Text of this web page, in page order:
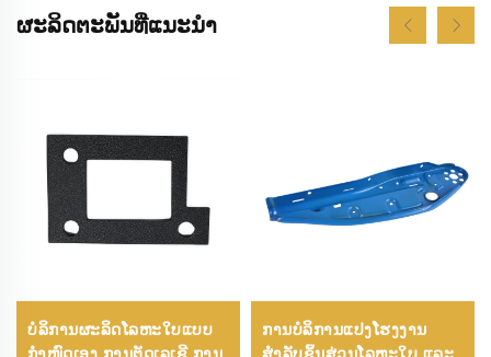
ຜະລິດຕະພັນທີ່ແນະນຳ
ບໍລິການຜະລິດໂລຫະໃບແບບ
ການບໍລິການແປງໂຮງງານ